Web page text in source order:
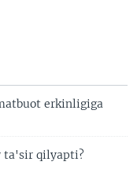
erkinligiga
ta'sir qilyapti?